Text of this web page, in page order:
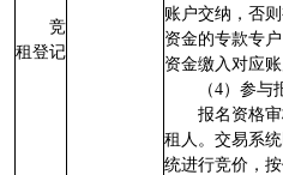
竞
租登记
账户交纳，否
资金的专款专
资金缴入对应
（4）参与
报名资格
租人。交易系
统进行竞价，